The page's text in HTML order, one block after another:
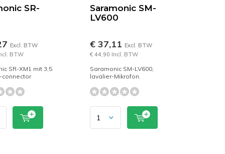
SR-
Excl. BTW
BTW
SR-XM1 mit 3,5
connector
Saramonic SM-
LV600
€ 37,11 Excl. BTW
€ 44,90 Incl. BTW
Saramonic SM-LV600,
lavalier-Mikrofon.